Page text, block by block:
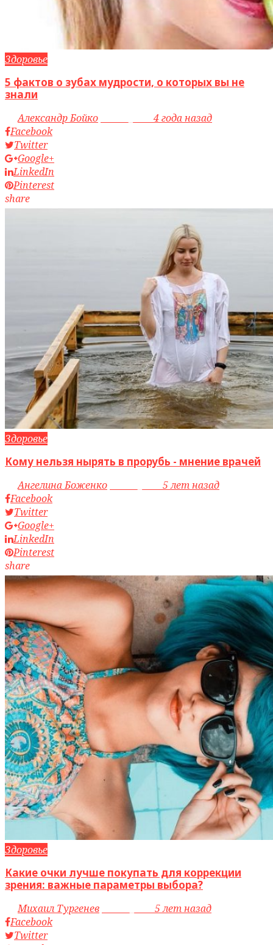
Здоровье
5 фактов о зубах мудрости, о которых вы не
знали
byАлександр Бойко
4 года назад
Facebook
Twitter
Google+
LinkedIn
Pinterest
share
Здоровье
Кому нельзя нырять в прорубь - мнение врачей
byАнгелина Боженко
5 лет назад
Facebook
Twitter
Google+
LinkedIn
Pinterest
share
Здоровье
Какие очки лучше покупать для коррекции
зрения: важные параметры выбора?
byМихаил Тургенев
5 лет назад
Facebook
Twitter